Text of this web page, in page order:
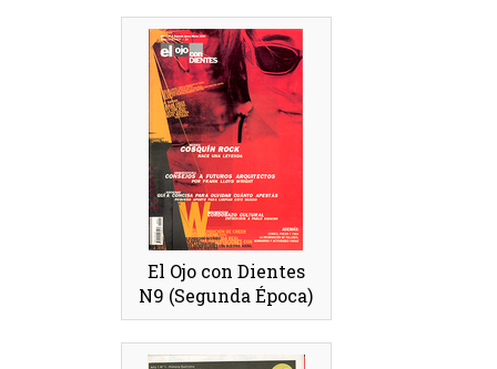
El Ojo con Dientes
N9 (Segunda Época)